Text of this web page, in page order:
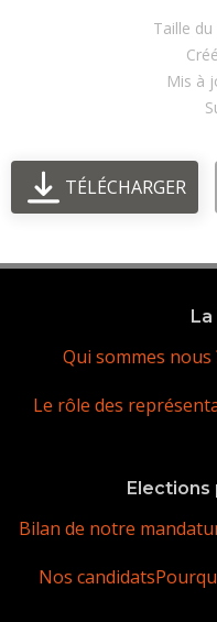
Taille
Mis à
TÉLÉCHARGER
La
Qui sommes nous
Le rôle des
Elections
Bilan de notre
Nos candidats